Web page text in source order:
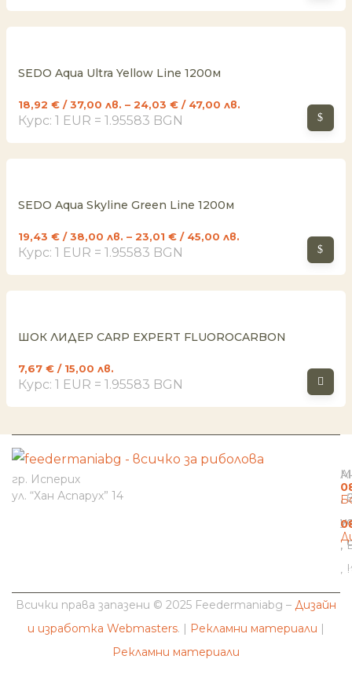
SEDO Aqua Ultra Yellow Line 1200м
18,92 € / 37,00 лв. – 24,03 € / 47,00 лв.
Курс: 1 EUR = 1.95583 BGN
SEDO Aqua Skyline Green Line 1200м
19,43 € / 38,00 лв. – 23,01 € / 45,00 лв.
Курс: 1 EUR = 1.95583 BGN
ШОК ЛИДЕР CARP EXPERT FLUOROCARBON
7,67 € / 15,00 лв.
Курс: 1 EUR = 1.95583 BGN
гр. Исперих
ул. “Хан Аспарух” 14
Всички права запазени © 2025 Feedermaniabg – Дизайн
и изработка Webmasters. | Рекламни материали |
Рекламни материали